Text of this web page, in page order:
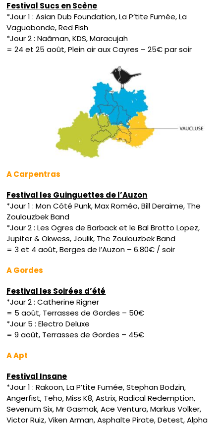
Festival Sucs en Scène
*Jour 1 : Asian Dub Foundation, La P’tite Fumée, La
Vaguabonde, Red Fish
*Jour 2 : Naâman, KDS, Maracujah
= 24 et 25 août, Plein air aux Cayres – 25€ par soir
A Carpentras
Festival les Guinguettes de l’Auzon
*Jour 1 : Mon Côté Punk, Max Roméo, Bill Deraime, The
Zoulouzbek Band
*Jour 2 : Les Ogres de Barback et le Bal Brotto Lopez,
Jupiter & Okwess, Joulik, The Zoulouzbek Band
= 3 et 4 août, Berges de l’Auzon – 6.80€ / soir
A Gordes
Festival les Soirées d’été
*Jour 2 : Catherine Rigner
= 5 août, Terrasses de Gordes – 50€
*Jour 5 : Electro Deluxe
= 9 août, Terrasses de Gordes – 45€
A Apt
Festival Insane
*Jour 1 : Rakoon, La P’tite Fumée, Stephan Bodzin,
Angerfist, Teho, Miss K8, Astrix, Radical Redemption,
Sevenum Six, Mr Gasmak, Ace Ventura, Markus Volker,
Victor Ruiz, Viken Arman, Asphalte Pirate, Detest, Alpha